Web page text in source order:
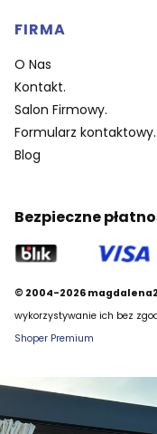
FIRMA
O Nas
Kontakt.
Salon Firmowy.
Formularz kontaktowy.
Blog
Bezpieczne
© 2004-2026
wykorzystywanie ich bez
Shoper Premium